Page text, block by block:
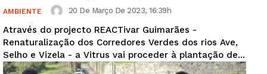
AMBIENTE 20 De Março De 2023, 16:39h
Através do projecto REACTivar Guimarães -
Renaturalização dos Corredores Verdes dos rios Ave,
Selho e Vizela - a Vitrus vai proceder à plantação de...